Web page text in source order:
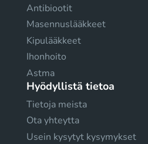
Antibiootit
Masennuslääkkeet
Kipulääkkeet
Ihonhoito
Astma
Hyödyllistä tietoa
Tietoja meista
Ota yhteytta
Usein kysytyt kysymykset